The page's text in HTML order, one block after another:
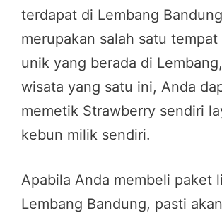
terdapat di Lembang
merupakan salah satu tempat
unik yang berada di
wisata yang satu ini, Anda
memetik Strawberry sendiri
kebun milik sendiri.
Apabila Anda membeli paket
Lembang Bandung, pasti